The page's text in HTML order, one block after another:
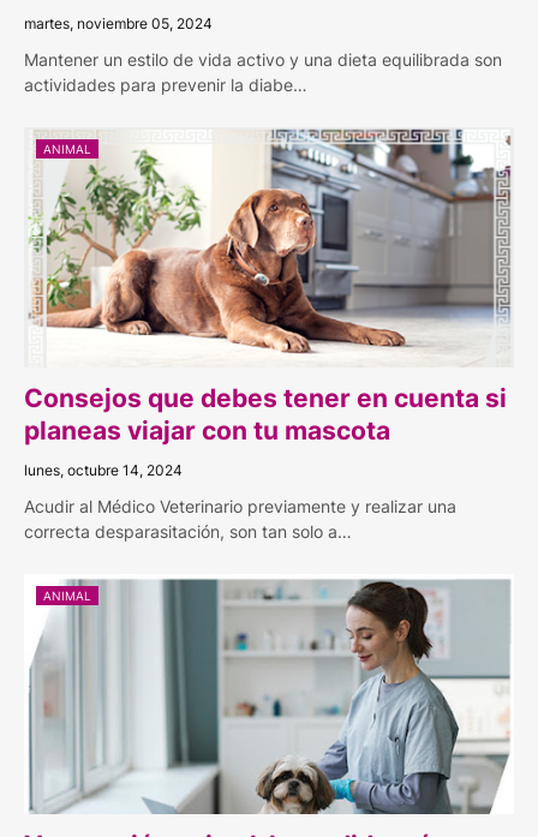
martes, noviembre 05, 2024
Mantener un estilo de vida activo y una dieta equilibrada son
actividades para prevenir la diabe…
ANIMAL
Consejos que debes tener en cuenta si
planeas viajar con tu mascota
lunes, octubre 14, 2024
Acudir al Médico Veterinario previamente y realizar una
correcta desparasitación, son tan solo a…
ANIMAL